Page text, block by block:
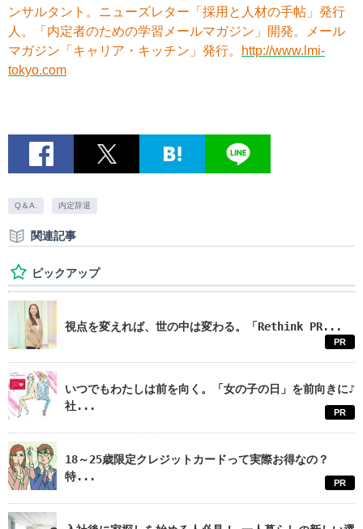
ンサルタント。ニューズレター「採用と人材の手帖」発行
人。「内定者のための学習メールマガジン」開発。メール
マガジン「キャリア・キッチン」発行。
http://www.lmi-
tokyo.com
Q＆A. 内定辞退
関連記事
ピックアップ
視点を変えれば、世の中は変わる。「Rethink PR...
PR
いつでもわたしは前を向く。「女の子の日」を前向きに♪
社...
PR
18～25歳限定クレジットカードって実際お得なの？
特...
PR